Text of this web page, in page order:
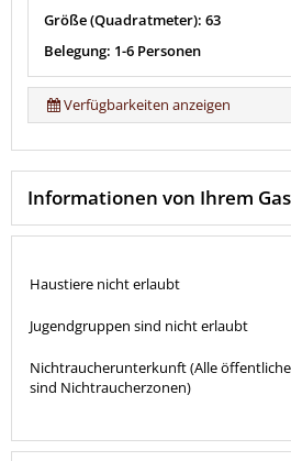
Größe (Quadratmeter): 63
Belegung: 1-6 Personen
Verfügbarkeiten anzeigen
Informationen von Ihrem
Haustiere nicht erlaubt
Jugendgruppen sind nicht erlaubt
Nichtraucherunterkunft (Alle
sind Nichtraucherzonen)